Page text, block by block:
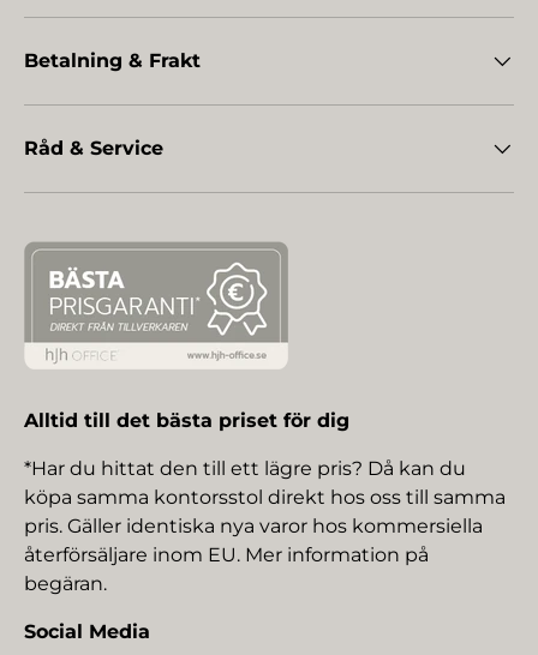
Betalning & Frakt
Råd & Service
Alltid till det bästa priset för dig
*Har du hittat den till ett lägre pris? Då kan du
köpa samma kontorsstol direkt hos oss till samma
pris. Gäller identiska nya varor hos kommersiella
återförsäljare inom EU. Mer information på
begäran.
Social Media